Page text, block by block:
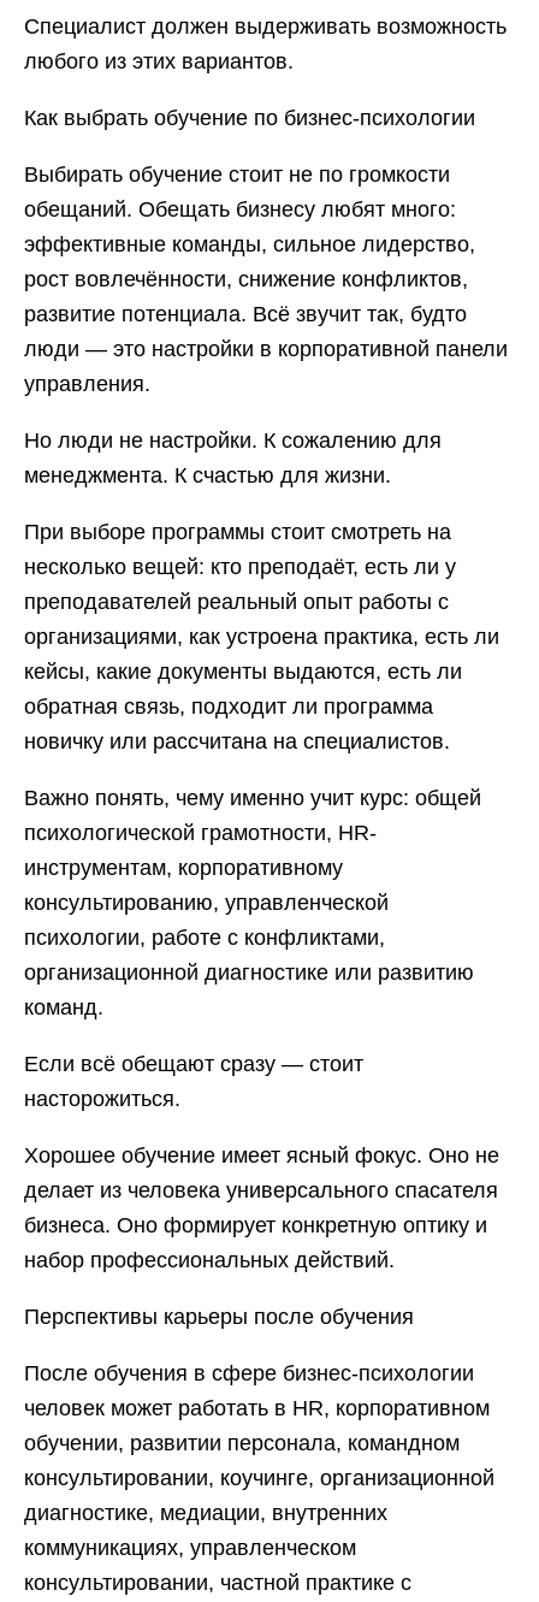
Специалист должен выдерживать возможность
любого из этих вариантов.
Как выбрать обучение по бизнес-психологии
Выбирать обучение стоит не по громкости
обещаний. Обещать бизнесу любят много:
эффективные команды, сильное лидерство,
рост вовлечённости, снижение конфликтов,
развитие потенциала. Всё звучит так, будто
люди — это настройки в корпоративной панели
управления.
Но люди не настройки. К сожалению для
менеджмента. К счастью для жизни.
При выборе программы стоит смотреть на
несколько вещей: кто преподаёт, есть ли у
преподавателей реальный опыт работы с
организациями, как устроена практика, есть ли
кейсы, какие документы выдаются, есть ли
обратная связь, подходит ли программа
новичку или рассчитана на специалистов.
Важно понять, чему именно учит курс: общей
психологической грамотности, HR-
инструментам, корпоративному
консультированию, управленческой
психологии, работе с конфликтами,
организационной диагностике или развитию
команд.
Если всё обещают сразу — стоит
насторожиться.
Хорошее обучение имеет ясный фокус. Оно не
делает из человека универсального спасателя
бизнеса. Оно формирует конкретную оптику и
набор профессиональных действий.
Перспективы карьеры после обучения
После обучения в сфере бизнес-психологии
человек может работать в HR, корпоративном
обучении, развитии персонала, командном
консультировании, коучинге, организационной
диагностике, медиации, внутренних
коммуникациях, управленческом
консультировании, частной практике с